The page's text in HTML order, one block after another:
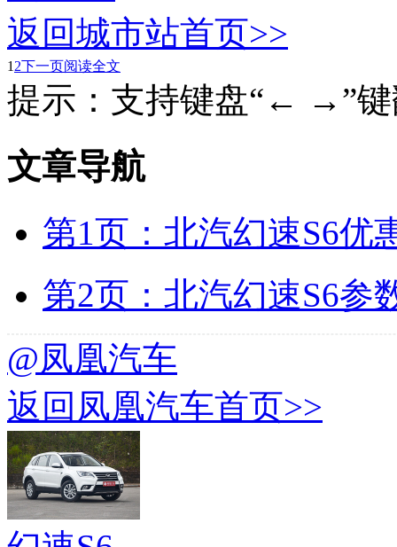
返回城市站首页>>
1 2下一页阅读全文
提示：支持键盘“← →”键
文章导航
第1页：北汽幻速S6优
第2页：北汽幻速S6参
@凤凰汽车
返回凤凰汽车首页>>